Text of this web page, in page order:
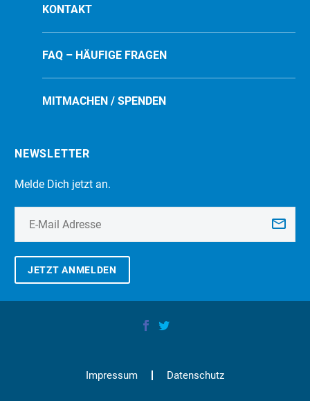
KONTAKT
FAQ – HÄUFIGE FRAGEN
MITMACHEN / SPENDEN
NEWSLETTER
Melde Dich jetzt an.
JETZT ANMELDEN
Impressum Datenschutz